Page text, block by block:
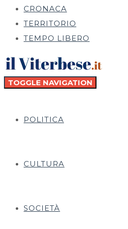
CRONACA
TERRITORIO
TEMPO LIBERO
TOGGLE NAVIGATION
POLITICA
CULTURA
SOCIETÀ